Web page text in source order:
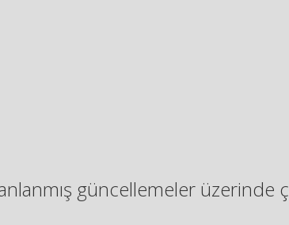
güncellemeler üzerinde